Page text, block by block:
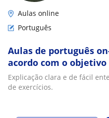
Aulas online
Português
Aulas de português
acordo com o
Explicação clara e de fácil
de exercícios.